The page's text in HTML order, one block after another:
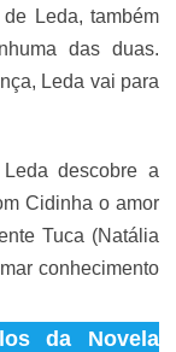
Leda, também
das duas.
Leda vai para
descobre a
Cidinha o amor
Tuca (Natália
conhecimento
da Novela